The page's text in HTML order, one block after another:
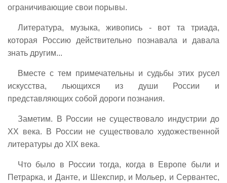
ограничивающие свои порывы.
Литература, музыка, живопись - вот та триада,
которая Россию действительно познавала и давала
знать другим...
Вместе с тем примечательны и судьбы этих русел
искусства, льющихся из души России и
представляющих собой дороги познания.
Заметим. В России не существовало индустрии до
XX века. В России не существовало художественной
литературы до XIX века.
Что было в России тогда, когда в Европе были и
Петрарка, и Данте, и Шекспир, и Мольер, и Сервантес,